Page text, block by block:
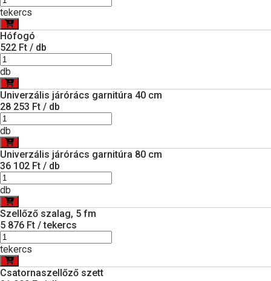
tekercs
Hófogó
522 Ft / db
db
Univerzális járórács garnitúra 40 cm
28 253 Ft / db
db
Univerzális járórács garnitúra 80 cm
36 102 Ft / db
db
Szellőző szalag, 5 fm
5 876 Ft / tekercs
tekercs
Csatornaszellőző szett